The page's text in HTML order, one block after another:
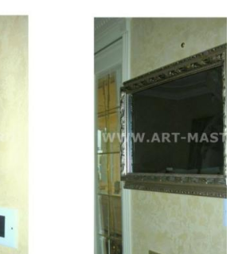
Смотреть проект